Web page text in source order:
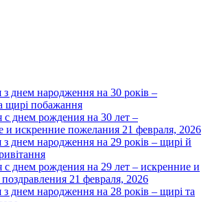
с днем рождения на 30 лет –
и искренние пожелания 21 февраля, 2026
с днем рождения на 29 лет – искренние и
21 февраля, 2026